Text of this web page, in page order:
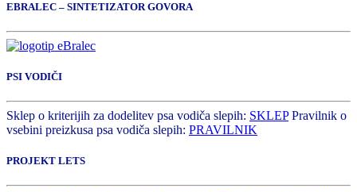
EBRALEC – SINTETIZATOR GOVORA
PSI VODIČI
Sklep o kriterijih za dodelitev psa vodiča slepih: SKLEPPravilnik o
vsebini preizkusa psa vodiča slepih: PRAVILNIK
PROJEKT LETS